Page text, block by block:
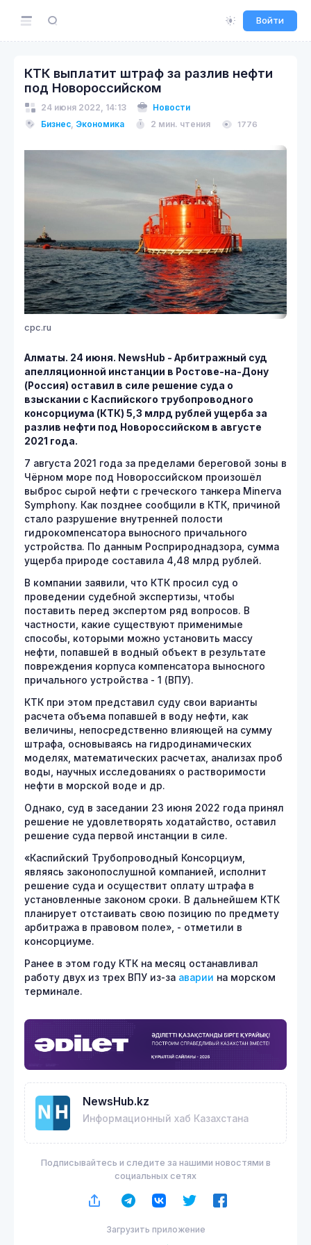
Войти
КТК выплатит штраф за разлив нефти
под Новороссийском
24 июня 2022, 14:13
Новости
Бизнес, Экономика 2 мин. чтения 1776
cpc.ru
Алматы. 24 июня. NewsHub - Арбитражный суд
апелляционной инстанции в Ростове-на-Дону
(Россия) оставил в силе решение суда о
взыскании с Каспийского трубопроводного
консорциума (КТК) 5,3 млрд рублей ущерба за
разлив нефти под Новороссийском в августе
2021 года.
7 августа 2021 года за пределами береговой зоны в
Чёрном море под Новороссийском произошёл
выброс сырой нефти с греческого танкера Minerva
Symphony. Как позднее сообщили в КТК, причиной
стало разрушение внутренней полости
гидрокомпенсатора выносного причального
устройства. По данным Росприроднадзора, сумма
ущерба природе составила 4,48 млрд рублей.
В компании заявили, что КТК просил суд о
проведении судебной экспертизы, чтобы
поставить перед экспертом ряд вопросов. В
частности, какие существуют применимые
способы, которыми можно установить массу
нефти, попавшей в водный объект в результате
повреждения корпуса компенсатора выносного
причального устройства - 1 (ВПУ).
КТК при этом представил суду свои варианты
расчета объема попавшей в воду нефти, как
величины, непосредственно влияющей на сумму
штрафа, основываясь на гидродинамических
моделях, математических расчетах, анализах проб
воды, научных исследованиях о растворимости
нефти в морской воде и др.
Однако, суд в заседании 23 июня 2022 года принял
решение не удовлетворять ходатайство, оставил
решение суда первой инстанции в силе.
«Каспийский Трубопроводный Консорциум,
являясь законопослушной компанией, исполнит
решение суда и осуществит оплату штрафа в
установленные законом сроки. В дальнейшем КТК
планирует отстаивать свою позицию по предмету
арбитража в правовом поле», - отметили в
консорциуме.
Ранее в этом году КТК на месяц останавливал
работу двух из трех ВПУ из-за аварии на морском
терминале.
NewsHub.kz
Информационный хаб Казахстана
Подписывайтесь и следите за нашими новостями в
социальных сетях
Загрузить приложение